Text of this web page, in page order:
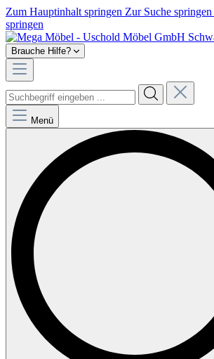
Zum Hauptinhalt springen Zur Suche springen
springen
Brauche Hilfe?
Menü